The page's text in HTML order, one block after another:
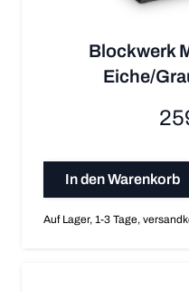
Blockwerk
Eiche/
In den Warenkorb
Auf Lager, 1-3 Tage,